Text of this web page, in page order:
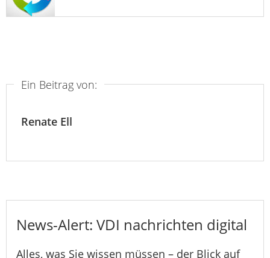
Ein Beitrag von:
Renate Ell
News-Alert: VDI nachrichten digital
Alles, was Sie wissen müssen – der Blick auf